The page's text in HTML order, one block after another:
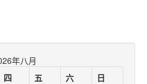
年八月
四 五 六 日